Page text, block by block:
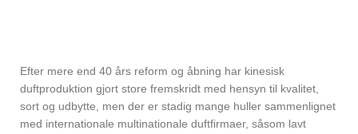
Efter mere end 40 års reform og åbning har kinesisk
duftproduktion gjort store fremskridt med hensyn til kvalitet,
sort og udbytte, men der er stadig mange huller sammenlignet
med internationale multinationale duftfirmaer, såsom lavt